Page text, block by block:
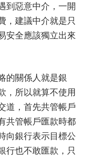
到惡意中介，一開
，建議中介就是只
安全應該獨立出來
的關係人就是銀
，所以就算不使用
道，首先共管帳戶
共管帳戶匯款時都
向銀行表示目標公
行也不敢匯款，只